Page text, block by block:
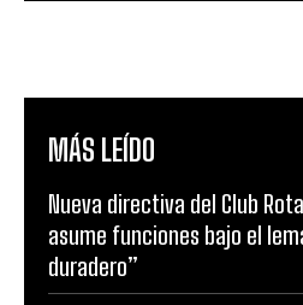
MÁS LEÍDO
Nueva directiva del Club
asume funciones bajo el
duradero”